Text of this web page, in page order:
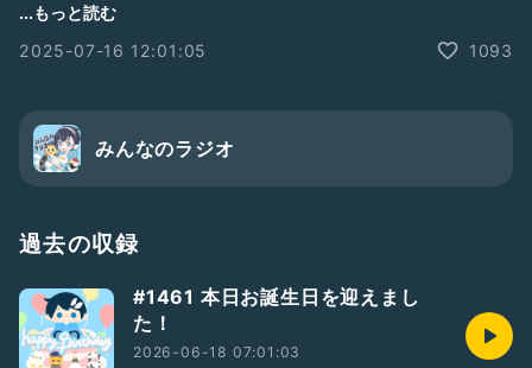
ても良し。話題提供や質問等、ラジオで読んでほしいお便りを
皆様からのお便り、お待ちしております。
https://www.amazon.jp/hz/wishlist/ls/HMPJ3OAEN4TE?
#男性トーカー
...もっと読む
2025-07-16 12:01:05
1093
みんなのラジオ
過去の収録
#1461 本日お誕生日を迎えまし
た！
2026-06-18 07:01:03